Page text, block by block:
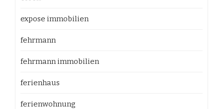
expose immobilien
fehrmann
fehrmann immobilien
ferienhaus
ferienwohnung